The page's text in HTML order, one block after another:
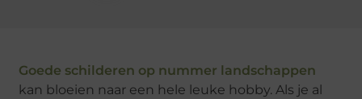
Goede schilderen op nummer landschappen
kan bloeien naar een hele leuke hobby. Als je al